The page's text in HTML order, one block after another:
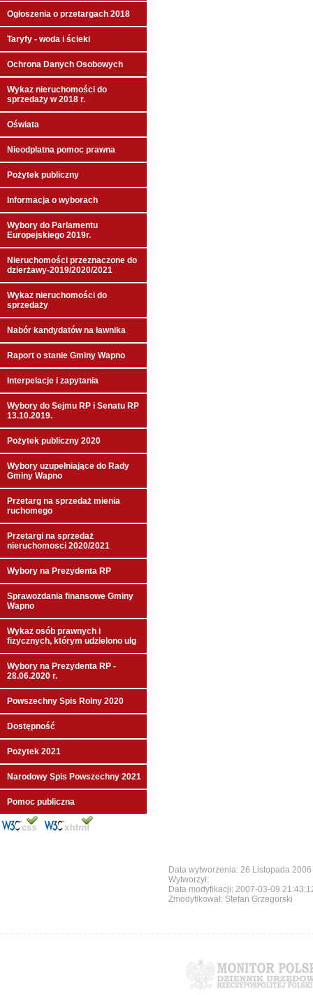
Ogłoszenia o przetargach 2018
Taryfy - woda i ścieki
Ochrona Danych Osobowych
Wykaz nieruchomości do
sprzedaży w 2018 r.
Oświata
Nieodpłatna pomoc prawna
Pożytek publiczny
Informacja o wyborach
Wybory do Parlamentu
Europejskiego 2019r.
Nieruchomości przeznaczone do
dzierżawy-2019/2020/2021
Wykaz nieruchomości do
sprzedaży
Nabór kandydatów na ławnika
Raport o stanie Gminy Wapno
Interpelacje i zapytania
Wybory do Sejmu RP i Senatu RP
13.10.2019.
Pożytek publiczny 2020
Wybory uzupełniające do Rady
Gminy Wapno
Przetarg na sprzedaż mienia
ruchomego
Przetargi na sprzedaż
nieruchomosci 2020/2021
Wybory na Prezydenta RP
Sprawozdania finansowe Gminy
Wapno
Wykaz osób prawnych i
fizycznych, którym udzielono ulg
Wybory na Prezydenta RP -
28.06.2020 r.
Powszechny Spis Rolny 2020
Dostępność
Pożytek 2021
Narodowy Spis Powszechny 2021
Pomoc publiczna
Data wytworzenia: 26 Listopada 2006
Wytworzył:
Data modyfikacji: 2007-03-09
Zmodyfikował: Stefan Grzegorski